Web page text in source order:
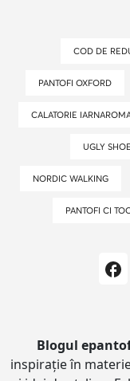
COD DE
PANTOFI OXFORD
CALATORIE
UGLY
NORDIC WALKING
PANTOFI CI
Blogul
inspirație în